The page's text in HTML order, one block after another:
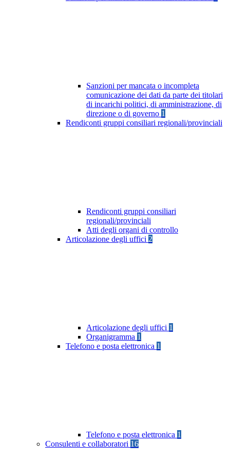
Sanzioni per mancata o incompleta
comunicazione dei dati da parte dei titolari
di incarichi politici, di amministrazione, di
direzione o di governo 1
Rendiconti gruppi consiliari regionali/provinciali
Rendiconti gruppi consiliari
regionali/provinciali
Atti degli organi di controllo
Articolazione degli uffici 2
Articolazione degli uffici 1
Organigramma 1
Telefono e posta elettronica 1
Telefono e posta elettronica 1
Consulenti e collaboratori 16